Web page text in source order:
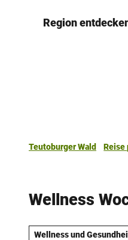
Region
Teutoburger Wald Reise
Wellness
Wellness und